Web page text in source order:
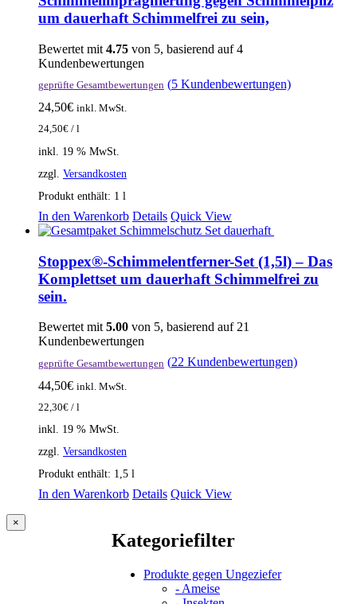
um dauerhaft Schimmelfrei zu sein,
Bewertet mit 4.75 von 5, basierend auf4
Kundenbewertungen
geprüfte Gesamtbewertungen (5 Kundenbewertungen)
24,50€ inkl. MwSt.
24,50€ / l
inkl. 19 % MwSt.
zzgl. Versandkosten
Produkt enthält: 1 l
In den Warenkorb Details Quick View
Stoppex®-Schimmelentferner-Set (1,5l) – Das
Komplettset um dauerhaft Schimmelfrei zu
sein.
Bewertet mit 5.00 von 5, basierend auf 21
Kundenbewertungen
geprüfte Gesamtbewertungen (22 Kundenbewertungen)
44,50€ inkl. MwSt.
22,30€ / l
inkl. 19 % MwSt.
zzgl. Versandkosten
Produkt enthält: 1,5 l
In den Warenkorb Details Quick View
Kategoriefilter
Produkte gegen Ungeziefer
- Ameise
Close
product
×